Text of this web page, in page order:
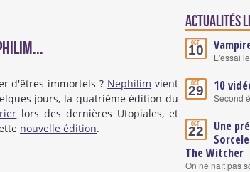
d'êtres immortels ? Nephilim vient
jours, la quatrième édition du
lors des dernières Utopiales, et
nouvelle édition.
Actualités
Oct.
10 L'essai
Oct.
29 10
Second
Oct.
22
Une
The Witcher
On ne naît pas